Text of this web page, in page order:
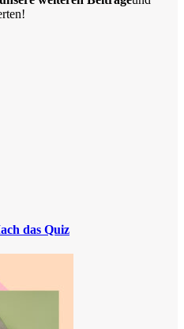
das Quiz